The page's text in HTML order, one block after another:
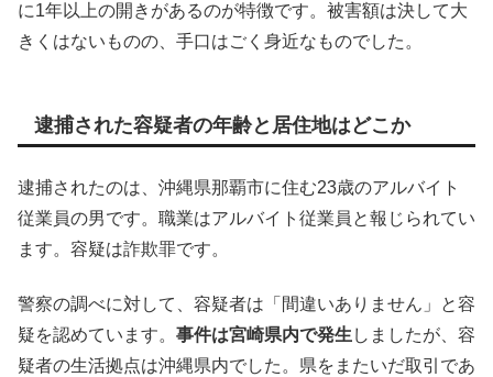
に1年以上の開きがあるのが特徴です。被害額は決して大
きくはないものの、手口はごく身近なものでした。
逮捕された容疑者の年齢と居住地はどこか
逮捕されたのは、沖縄県那覇市に住む23歳のアルバイト
従業員の男です。職業はアルバイト従業員と報じられてい
ます。容疑は詐欺罪です。
警察の調べに対して、容疑者は「間違いありません」と容
疑を認めています。 事件は宮崎県内で発生しましたが、容
疑者の生活拠点は沖縄県内でした。県をまたいだ取引であ